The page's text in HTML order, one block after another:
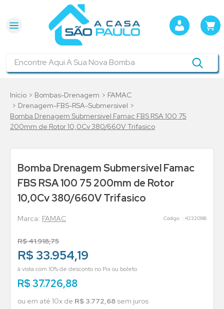
Bombas-Drenagem
FAMAC
Drenagem-FBS-RSA-Submersivel
Bomba Drenagem Submersivel Famac FBS RSA 100 75
200mm de Rotor 10,0Cv 380/660V Trifasico
Bomba Drenagem Submersivel Famac
FBS RSA 100 75 200mm de Rotor
10,0Cv 380/660V Trifasico
FAMAC : 42320186
R$41.918,75
R$ 33.954,19
à vista com 10% de desconto no Pix ou boleto
R$37.726,88
ou em até 10x de R$ 3.772,68 sem juros